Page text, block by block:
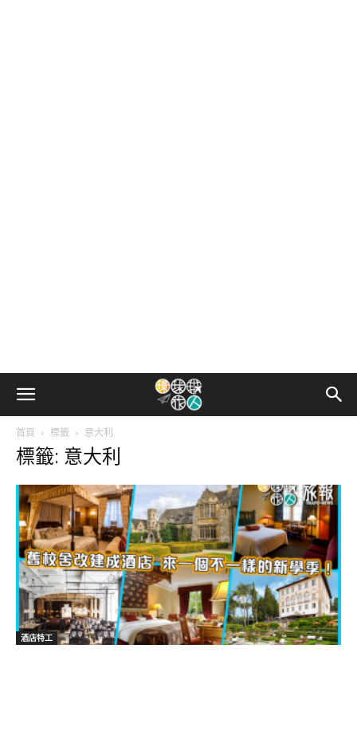
首頁 標籤 意大利
標籤: 意大利
酒店特工